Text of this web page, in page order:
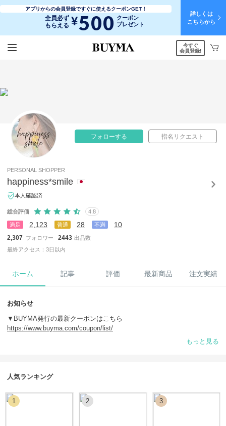
アプリからの会員登録ですぐに使えるクーポンGET！
全員必ず
もらえる ¥500 クーポン
プレゼント
詳しくは
こちらから
今すぐ
会員登録!
フォローする 指名リクエスト
PERSONAL SHOPPER
happiness*smile
本人確認済
総合評価 4.8
満足 2,123 普通 28 不満 10
2,307 フォロワー 2443 出品数
最終アクセス：3日以内
ホーム 記事 評価 最新商品 注文実績
お知らせ
▼BUYMA発行の最新クーポンはこちら
https://www.buyma.com/coupon/list/
グを気軽に楽しめるバイマは、日本にいながら好きな時に好きなものを
見て気軽に購入できる所だと思います♪気になることは気軽にお問い合
もっと見る
人気ランキング
1 2 3